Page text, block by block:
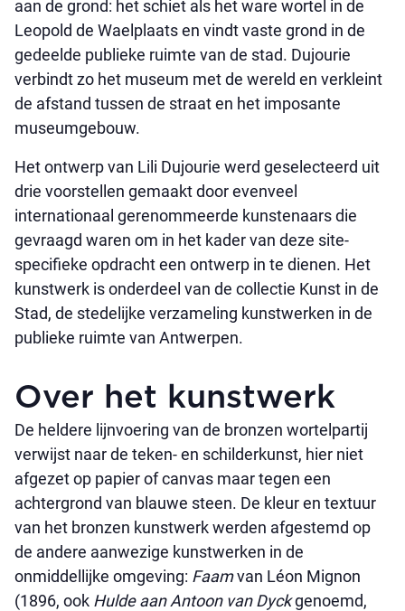
aan de grond: het schiet als het ware wortel in de
Leopold de Waelplaats en vindt vaste grond in de
gedeelde publieke ruimte van de stad. Dujourie
verbindt zo het museum met de wereld en verkleint
de afstand tussen de straat en het imposante
museumgebouw. ​
Het ontwerp van Lili Dujourie werd geselecteerd uit
drie voorstellen gemaakt door evenveel
internationaal gerenommeerde kunstenaars die
gevraagd waren om in het kader van deze site-
specifieke opdracht een ontwerp in te dienen. Het
kunstwerk is onderdeel van de collectie Kunst in de
Stad, de stedelijke verzameling kunstwerken in de
publieke ruimte van Antwerpen. ​
Over het kunstwerk
De heldere lijnvoering van de bronzen wortelpartij
verwijst naar de teken- en schilderkunst, hier niet
afgezet op papier of canvas maar tegen een
achtergrond van blauwe steen. De kleur en textuur
van het bronzen kunstwerk werden afgestemd op
de andere aanwezige kunstwerken in de
onmiddellijke omgeving: Faamvan Léon Mignon
(1896, ook Hulde aan Antoon van Dyckgenoemd,